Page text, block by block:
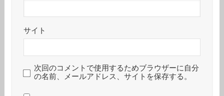
サイト
次回のコメントで使用するためブラウザーに自分
の名前、メールアドレス、サイトを保存する。